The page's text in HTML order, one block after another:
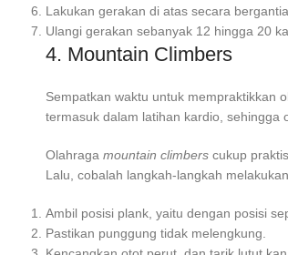
Lakukan gerakan di atas secara
Ulangi gerakan sebanyak 12 hingga 20
4. Mountain Climbers
Sempatkan waktu untuk mempraktikkan
termasuk dalam latihan kardio, sehingga
Olahraga mountain climbers cukup
Lalu, cobalah langkah-langkah
Ambil posisi plank, yaitu dengan posisi
Pastikan punggung tidak melengkung.